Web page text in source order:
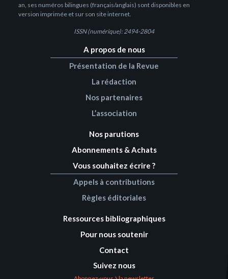
an, ses numéros bilingues (français/anglais) sont disponibles en
version imprimée et sur son site internet.
ISSN (numérique): 2494-2804
A propos de nous
Présentation de la Revue
La rédaction
Nos partenaires
L’association
Nos parutions
Abonnements & Achats
Vous souhaitez écrire ?
Appels à contributions
Règles éditoriales
Ressources bibliographiques
Pour nous soutenir
Contact
Suivez nous